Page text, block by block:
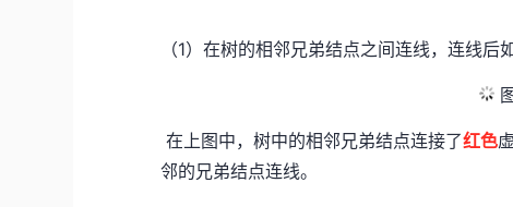
（1）在树的相邻兄弟结点之间连线，连线后
在上图中，树中的相邻兄弟结点连接了红色
邻的兄弟结点连线。